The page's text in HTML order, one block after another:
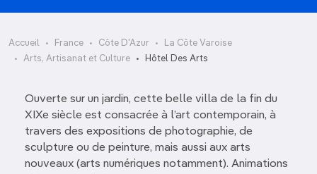
Accueil France Côte D'Azur
La Côte Varoise
Arts, Artisanat et Culture
Hôtel Des Arts
Ouverte sur un jardin, cette belle villa de la fin du
XIXe siècle est consacrée à l’art contemporain, à
travers des expositions de photographie, de
sculpture ou de peinture, mais aussi aux arts
nouveaux (arts numériques notamment). Animations